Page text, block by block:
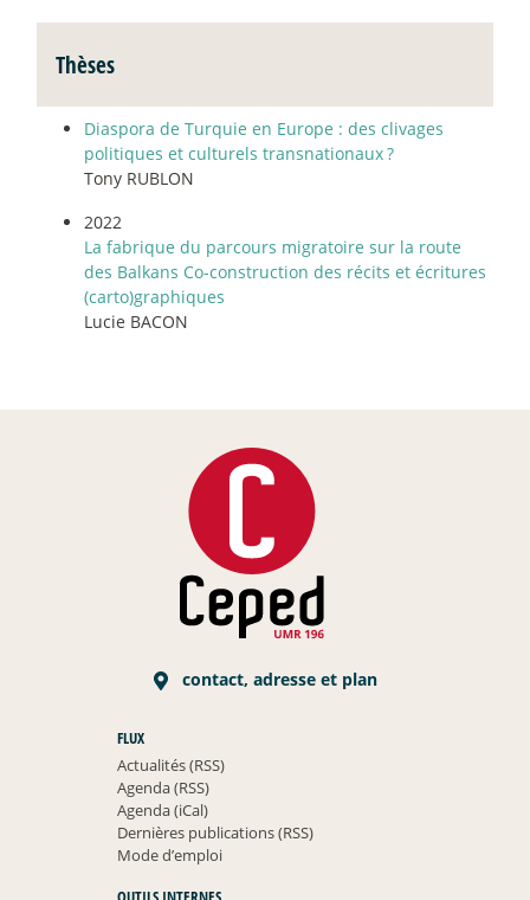
Thèses
Diaspora de Turquie en Europe : des clivages
politiques et culturels transnationaux?
Tony RUBLON
2022
La fabrique du parcours migratoire sur la route
des Balkans Co-construction des récits et écritures
(carto)graphiques
Lucie BACON
contact, adresse et plan
FLUX
Actualités (RSS)
Agenda (RSS)
Agenda (iCal)
Dernières publications (RSS)
Mode d’emploi